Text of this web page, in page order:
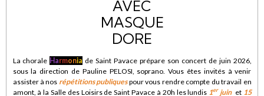
La chorale Harmonia de Saint Pavace prépare son concert de juin 2026,
sous la direction de Pauline PELOSI, soprano. Vous êtes invités à venir
assister à nos répétitions publiquespour vous rendre compte du travail en
amont, à la Salle des Loisirs de Saint Pavace à 20h les lundis 1erjuin et 15